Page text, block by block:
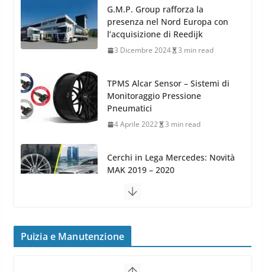
TPMS Alcar Sensor – Sistemi di
Monitoraggio Pressione
Pneumatici
4 Aprile 2022 3 min read
Cerchi in Lega Mercedes: Novità
MAK 2019 – 2020
16 Settembre 2019
MAK FIVESTAR (2019)
24 Luglio 2019 1 min read
8 Aprile 2026 7 min read
Puizia e Manutenzione